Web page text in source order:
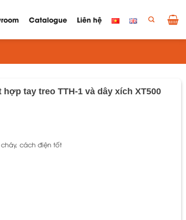
Catalogue Liên hệ
tay treo TTH-1 và dây xích XT500
₫
₫
cách điện tốt